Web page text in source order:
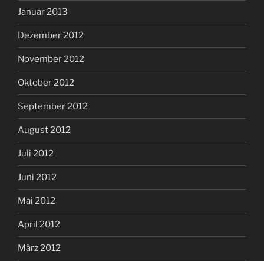
Januar 2013
Dezember 2012
November 2012
Oktober 2012
September 2012
August 2012
Juli 2012
Juni 2012
Mai 2012
April 2012
März 2012